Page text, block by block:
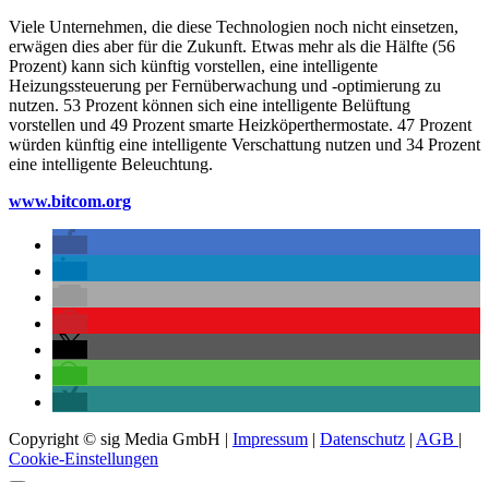
Viele Unternehmen, die diese Technologien noch nicht einsetzen,
erwägen dies aber für die Zukunft. Etwas mehr als die Hälfte (56
Prozent) kann sich künftig vorstellen, eine intelligente
Heizungssteuerung per Fernüberwachung und -optimierung zu
nutzen. 53 Prozent können sich eine intelligente Belüftung
vorstellen und 49 Prozent smarte Heizköperthermostate. 47 Prozent
würden künftig eine intelligente Verschattung nutzen und 34 Prozent
eine intelligente Beleuchtung.
www.bitcom.org
Copyright © sig Media GmbH | Impressum | Datenschutz | AGB |
Cookie-Einstellungen